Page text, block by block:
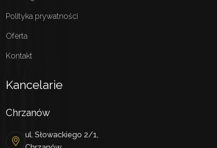
Polityka prywatności
Oferta
Kontakt
Kancelarie
Chrzanów
ul. Słowackiego 2/1,